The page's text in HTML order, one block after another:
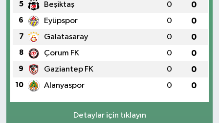
5 Beşiktaş 0 0
6 Eyüpspor 0 0
7 Galatasaray 0 0
8 Çorum FK 0 0
9 Gaziantep FK 0 0
10 Alanyaspor 0 0
Detaylar için tıklayın